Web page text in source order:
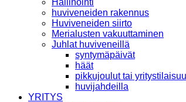
huviveneiden rakennus
Huviveneiden siirto
Merialusten vakuuttaminen
Juhlat huviveneillä
syntymäpäivät
häät
pikkujoulut tai
huvijahdeilla
YRITYS